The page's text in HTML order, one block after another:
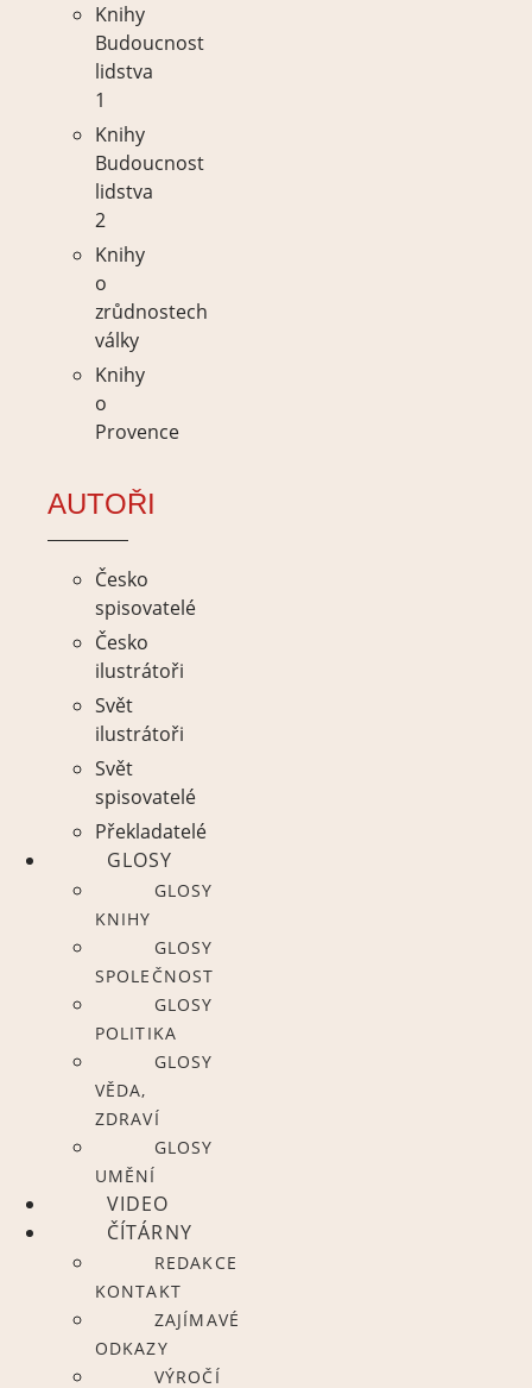
Knihy
Budoucnost
lidstva
1
Knihy
Budoucnost
lidstva
2
Knihy
o
zrůdnostech
války
Knihy
o
Provence
AUTOŘI
Česko
spisovatelé
Česko
ilustrátoři
Svět
ilustrátoři
Svět
spisovatelé
Překladatelé
GLOSY
GLOSY
KNIHY
GLOSY
SPOLEČNOST
GLOSY
POLITIKA
GLOSY
VĚDA,
ZDRAVÍ
GLOSY
UMĚNÍ
VIDEO
ČÍTÁRNY
REDAKCE
KONTAKT
ZAJÍMAVÉ
ODKAZY
VÝROČÍ